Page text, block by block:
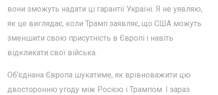
вони зможуть надати ці гарантії Україні. Я не уявляю,
як це виглядає, коли Трамп заявляє, що США можуть
зменшити свою присутність в Європі і навіть
відкликати свої війська.
Об'єднана Європа шукатиме, як врівноважити цю
двосторонню угоду між Росією і Трампом. І зараз